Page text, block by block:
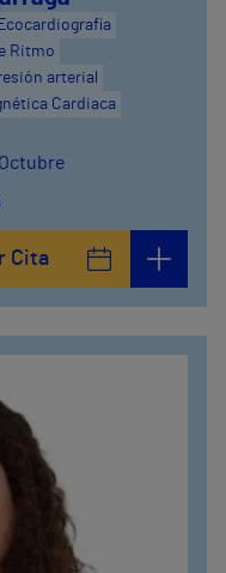
Ecocardiografía
Ritmo
arterial
Cardiaca
Cita